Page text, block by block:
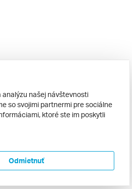
našej návštevnosti
so svojimi partnermi pre sociálne
ktoré ste im poskytli
Odmietnuť